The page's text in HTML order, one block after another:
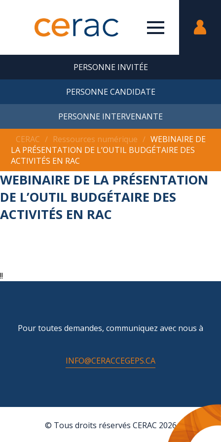
PERSONNE INVITÉE
PERSONNE CANDIDATE
PERSONNE INTERVENANTE
CERAC ∕ Ressources numérique ∕ WEBINAIRE DE
LA PRÉSENTATION DE L’OUTIL BUDGÉTAIRE DES
ACTIVITÉS EN RAC
WEBINAIRE DE LA PRÉSENTATION
DE L’OUTIL BUDGÉTAIRE DES
ACTIVITÉS EN RAC
!!
Pour toutes demandes, communiquez avec nous à
INFO@CERACCEGEPS.CA
© Tous droits réservés CERAC 2026